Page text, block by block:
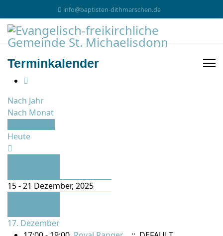
info@baptisten-dithmarschen.de
Terminkalender
Nach Jahr
Nach Monat
Heute
15 - 21 Dezember, 2025
17. Dezember